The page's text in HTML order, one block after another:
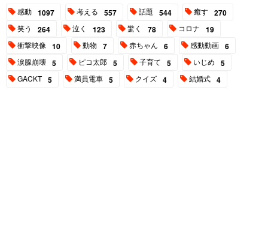
感動 1097 考える 557 話題 544 癒す 270
笑う 264 泣く 123 驚く 78 コロナ 19
衝撃映像 10 動物 7 赤ちゃん 6 感動動画 6
涙腺崩壊 5 ピコ太郎 5 子育て 5 いじめ 5
GACKT 5 満員電車 5 クイズ 4 結婚式 4